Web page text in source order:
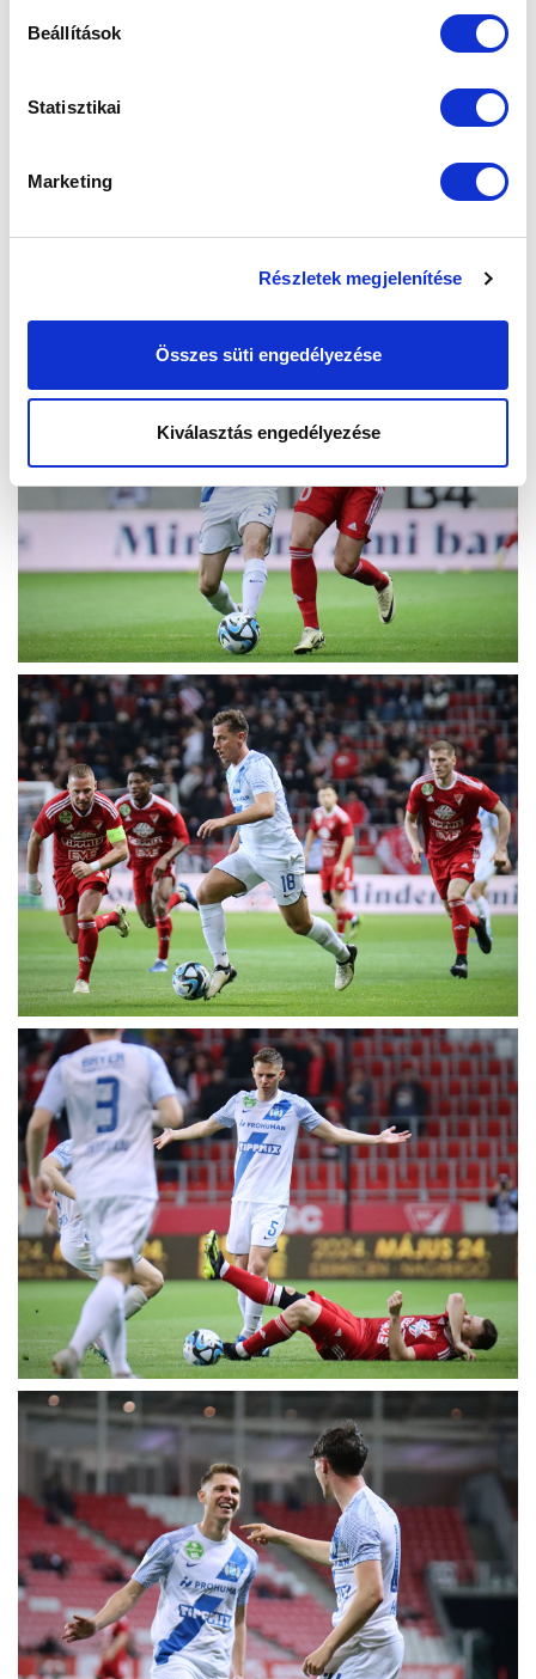
Beállítások
Statisztikai
Marketing
Részletek megjelenítése
Összes süti engedélyezése
Kiválasztás engedélyezése